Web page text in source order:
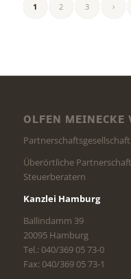
1 2 3 ›
OLFEN MEINECKE
Überörtliche
Steuerberatern
Kanzlei Hamburg
Ballindamm 39
20095 Hamburg
Tel.: 040/369 05 73-0
Fax: 040/369 05 73-1